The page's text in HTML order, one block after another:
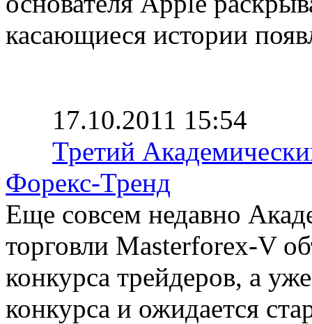
касающиеся истории
17.10.2011 15:54
Третий
Форекс-Тренд
Еще совсем недавно
торговли Masterforex-V
конкурса трейдеров, а
конкурса и ожидается